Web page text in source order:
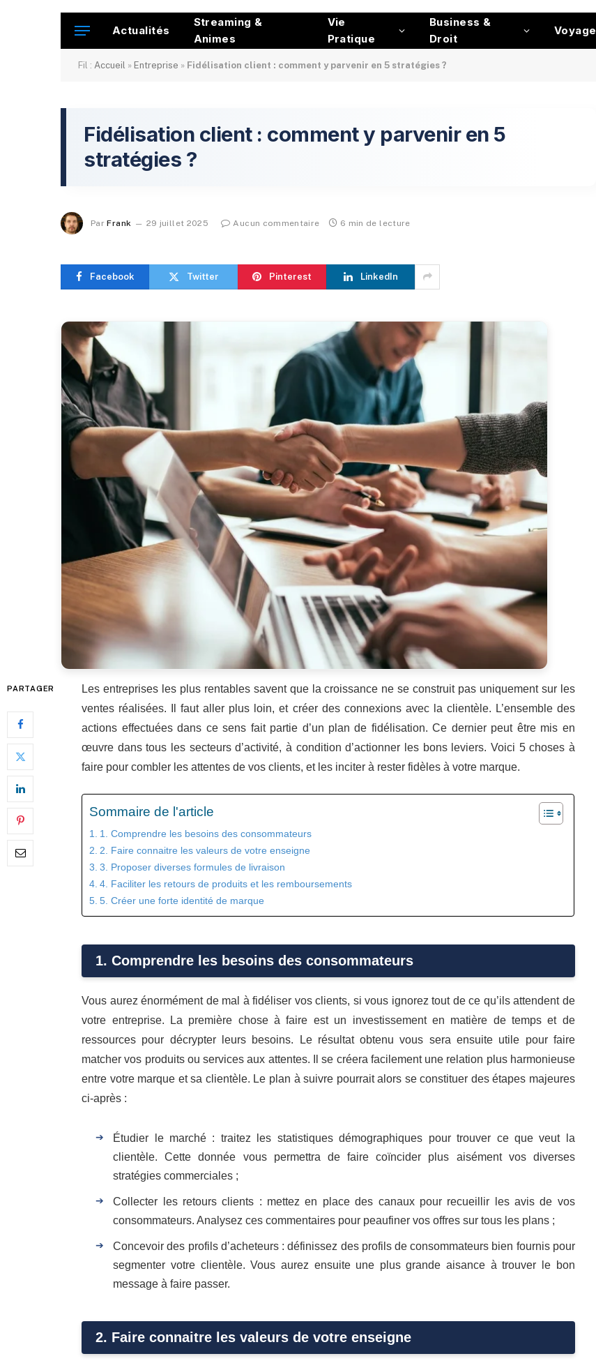
Actualités
Streaming &
Animes
Vie
Pratique
Business &
Droit
Voyage
Fil : Accueil » Entreprise » Fidélisation client : comment y parvenir en 5 stratégies ?
Fidélisation client : comment y parvenir en 5
stratégies ?
Par Frank 29 juillet 2025 Aucun commentaire 6 min de lecture
Facebook Twitter Pinterest LinkedIn
PARTAGER
Les entreprises les plus rentables savent que la croissance ne se construit pas uniquement sur les
ventes réalisées. Il faut aller plus loin, et créer des connexions avec la clientèle. L’ensemble des
actions effectuées dans ce sens fait partie d’un plan de fidélisation. Ce dernier peut être mis en
œuvre dans tous les secteurs d’activité, à condition d’actionner les bons leviers. Voici 5 choses à
faire pour combler les attentes de vos clients, et les inciter à rester fidèles à votre marque.
Sommaire de l'article
1. Comprendre les besoins des consommateurs
2. Faire connaitre les valeurs de votre enseigne
3. Proposer diverses formules de livraison
4. Faciliter les retours de produits et les remboursements
5. Créer une forte identité de marque
1. Comprendre les besoins des consommateurs
Vous aurez énormément de mal à fidéliser vos clients, si vous ignorez tout de ce qu’ils attendent de
votre entreprise. La première chose à faire est un investissement en matière de temps et de
ressources pour décrypter leurs besoins. Le résultat obtenu vous sera ensuite utile pour faire
matcher vos produits ou services aux attentes. Il se créera facilement une relation plus harmonieuse
entre votre marque et sa clientèle. Le plan à suivre pourrait alors se constituer des étapes majeures
ci-après :
Étudier le marché : traitez les statistiques démographiques pour trouver ce que veut la
clientèle. Cette donnée vous permettra de faire coïncider plus aisément vos diverses
stratégies commerciales ;
Collecter les retours clients : mettez en place des canaux pour recueillir les avis de vos
consommateurs. Analysez ces commentaires pour peaufiner vos offres sur tous les plans ;
Concevoir des profils d’acheteurs : définissez des profils de consommateurs bien fournis pour
segmenter votre clientèle. Vous aurez ensuite une plus grande aisance à trouver le bon
message à faire passer.
2. Faire connaitre les valeurs de votre enseigne